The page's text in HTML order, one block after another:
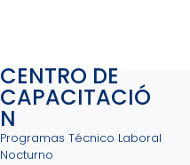
CENTRO DE
CAPACITACIÓ
N
Programas Técnico Laboral
Nocturno